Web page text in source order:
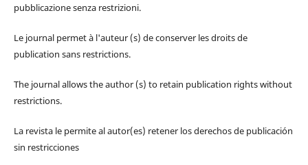
pubblicazione senza restrizioni.
Le journal permet à l'auteur (s) de conserver les droits de
publication sans restrictions.
The journal allows the author (s) to retain publication rights without
restrictions.
La revista le permite al autor(es) retener los derechos de publicación
sin restricciones